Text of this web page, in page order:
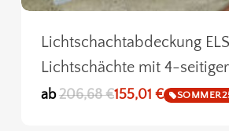
Lichtschachtabdeckung
Lichtschächte mit 4-
ab 206,68€155,01 €